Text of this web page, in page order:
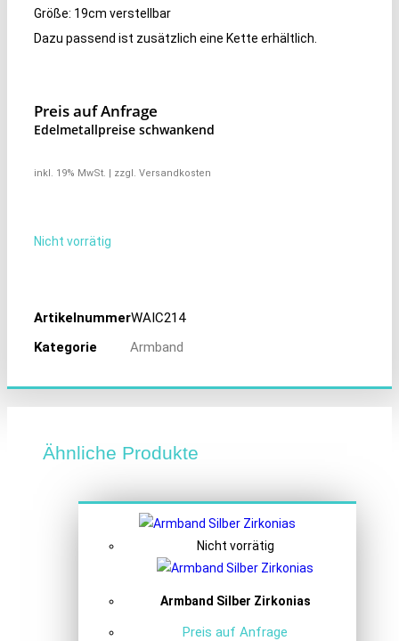
Größe: 19cm verstellbar
Dazu passend ist zusätzlich eine Kette erhältlich.
Preis auf Anfrage
Edelmetallpreise schwankend
inkl. 19% MwSt. | zzgl. Versandkosten
Nicht vorrätig
ArtikelnummerWAIC214
Kategorie
Armband
Ähnliche Produkte
Nicht vorrätig
Armband Silber Zirkonias
Preis auf Anfrage